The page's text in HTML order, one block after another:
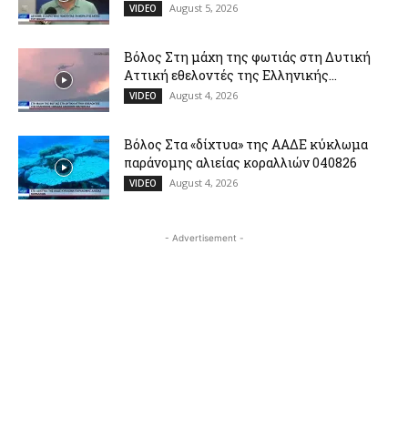
VIDEO August 5, 2026
Βόλος Στη μάχη της φωτιάς στη Δυτική
Αττική εθελοντές της Ελληνικής...
VIDEO August 4, 2026
Βόλος Στα «δίχτυα» της ΑΑΔΕ κύκλωμα
παράνομης αλιείας κοραλλιών 040826
VIDEO August 4, 2026
- Advertisement -